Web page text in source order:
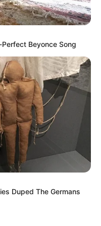
Beyonce Song
Duped The Germans